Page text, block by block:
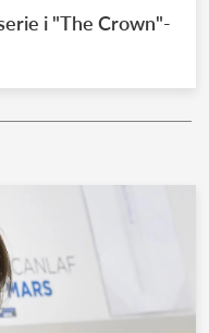
i "The Crown"-